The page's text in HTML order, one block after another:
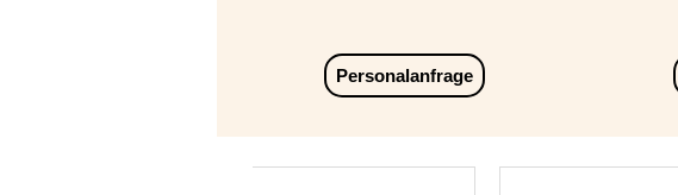
Personalanfrage